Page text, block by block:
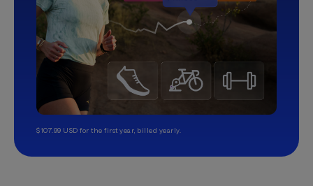
$107.99 USD for the first year, billed yearly.